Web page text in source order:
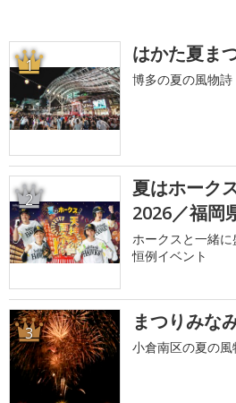
1 はかた夏ま
博多の夏の風物詩
2
夏はホーク
2026／福岡
ホークスと一緒
恒例イベント
3 まつりみな
小倉南区の夏の風